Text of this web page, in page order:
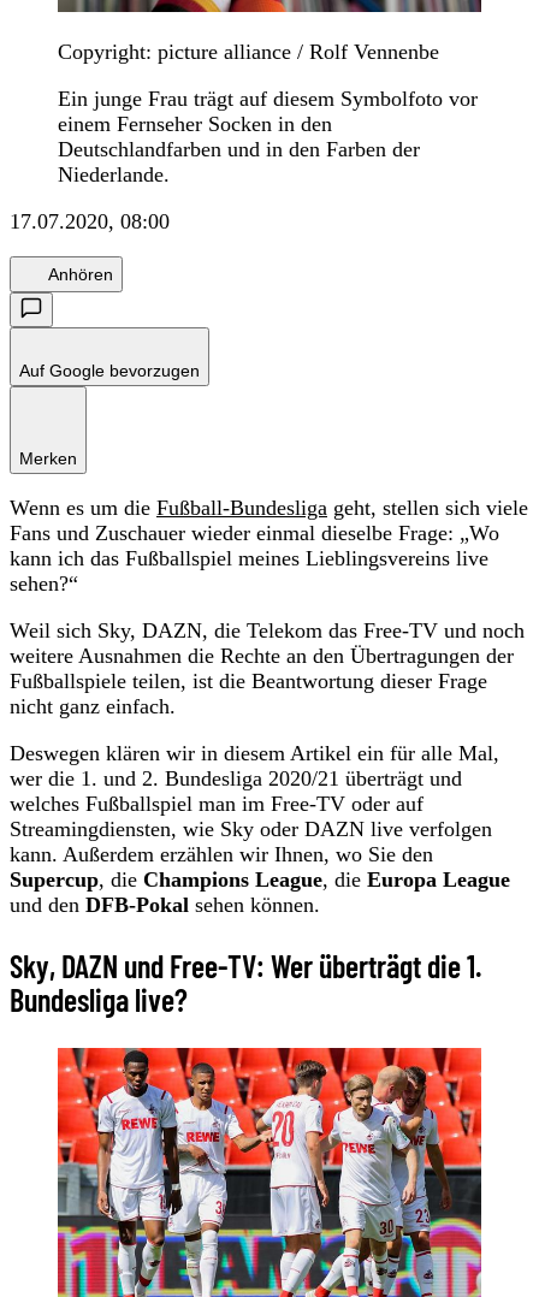
Copyright: picture alliance / Rolf Vennenbe
Ein junge Frau trägt auf diesem Symbolfoto vor
einem Fernseher Socken in den
Deutschlandfarben und in den Farben der
Niederlande.
17.07.2020, 08:00
Anhören
Auf Google bevorzugen
Merken
Wenn es um die Fußball-Bundesliga geht, stellen sich viele
Fans und Zuschauer wieder einmal dieselbe Frage: „Wo
kann ich das Fußballspiel meines Lieblingsvereins live
sehen?“
Weil sich Sky, DAZN, die Telekom das Free-TV und noch
weitere Ausnahmen die Rechte an den Übertragungen der
Fußballspiele teilen, ist die Beantwortung dieser Frage
nicht ganz einfach.
Deswegen klären wir in diesem Artikel ein für alle Mal,
wer die 1. und 2. Bundesliga 2020/21 überträgt und
welches Fußballspiel man im Free-TV oder auf
Streamingdiensten, wie Sky oder DAZN live verfolgen
kann. Außerdem erzählen wir Ihnen, wo Sie den
Supercup, die Champions League, die Europa League
und den DFB-Pokal sehen können.
Sky, DAZN und Free-TV: Wer überträgt die 1.
Bundesliga live?